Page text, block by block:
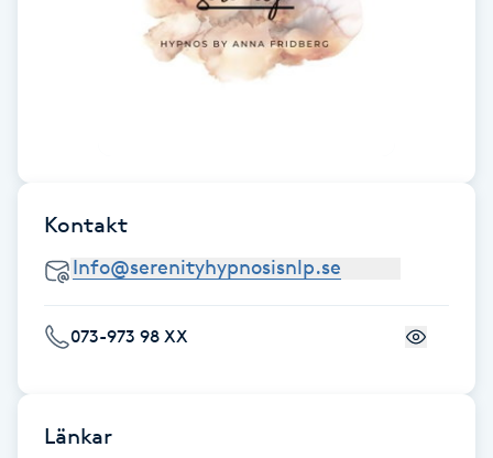
Friskvårdsmassage
Frisör
Funktionsanalys
Kontakt
073-973 98 XX
Länkar